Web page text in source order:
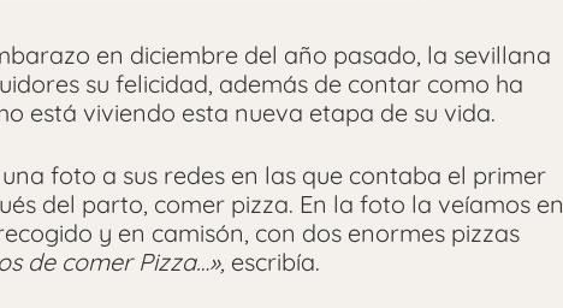
en diciembre del año pasado, la sevillana
su felicidad, además de contar como ha
está viviendo esta nueva etapa de su vida.
foto a sus redes en las que contaba el primer
del parto, comer pizza. En la foto la veíamos en
y en camisón, con dos enormes pizzas
de comer Pizza…», escribía.